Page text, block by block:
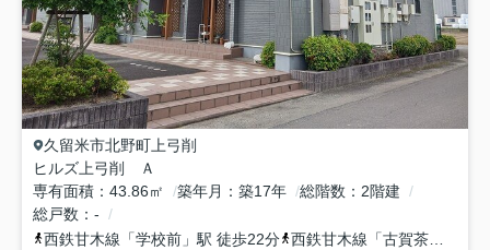
久留米市北野町上弓削
ヒルズ上弓削 Ａ
専有面積
43.86㎡ 築年月 築17年 総階数
2階建
総戸数
-
西鉄甘木線 「学校前 」駅 徒歩22分 西鉄甘木線 「古賀茶屋